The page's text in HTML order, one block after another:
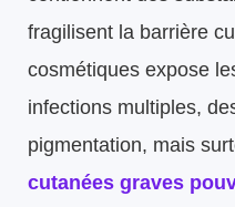
fragilisent la barrière
cosmétiques expose
infections multiples,
pigmentation, mais
cutanées graves